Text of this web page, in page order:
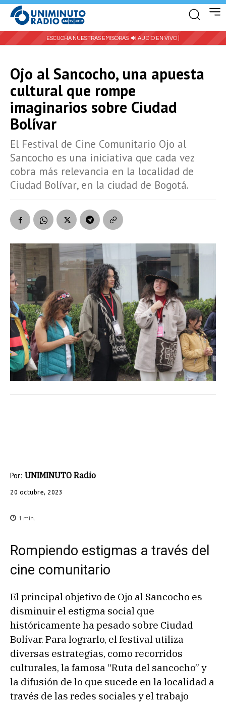
ESCUCHA NUESTRAS EMISORAS: 🔊 AUDIO EN VIVO |
Ojo al Sancocho, una apuesta
cultural que rompe
imaginarios sobre Ciudad
Bolívar
El Festival de Cine Comunitario Ojo al
Sancocho es una iniciativa que cada vez
cobra más relevancia en la localidad de
Ciudad Bolívar, en la ciudad de Bogotá.
Por: UNIMINUTO Radio
20 octubre, 2023
1 min.
Rompiendo estigmas a través del
cine comunitario
El principal objetivo de Ojo al Sancocho es
disminuir el estigma social que
históricamente ha pesado sobre Ciudad
Bolívar. Para lograrlo, el festival utiliza
diversas estrategias, como recorridos
culturales, la famosa “Ruta del sancocho” y
la difusión de lo que sucede en la localidad a
través de las redes sociales y el trabajo